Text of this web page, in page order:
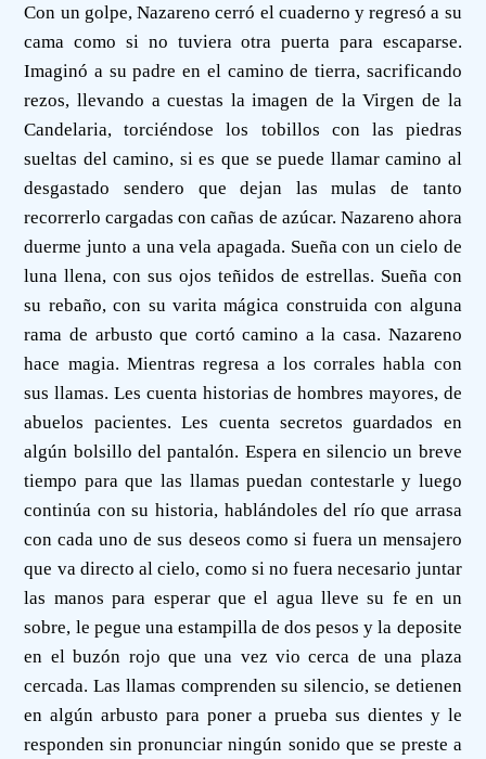
Con un golpe, Nazareno cerró el cuaderno y regresó a su
cama como si no tuviera otra puerta para escaparse.
Imaginó a su padre en el camino de tierra, sacrificando
rezos, llevando a cuestas la imagen de la Virgen de la
Candelaria, torciéndose los tobillos con las piedras
sueltas del camino, si es que se puede llamar camino al
desgastado sendero que dejan las mulas de tanto
recorrerlo cargadas con cañas de azúcar. Nazareno ahora
duerme junto a una vela apagada. Sueña con un cielo de
luna llena, con sus ojos teñidos de estrellas. Sueña con
su rebaño, con su varita mágica construida con alguna
rama de arbusto que cortó camino a la casa. Nazareno
hace magia. Mientras regresa a los corrales habla con
sus llamas. Les cuenta historias de hombres mayores, de
abuelos pacientes. Les cuenta secretos guardados en
algún bolsillo del pantalón. Espera en silencio un breve
tiempo para que las llamas puedan contestarle y luego
continúa con su historia, hablándoles del río que arrasa
con cada uno de sus deseos como si fuera un mensajero
que va directo al cielo, como si no fuera necesario juntar
las manos para esperar que el agua lleve su fe en un
sobre, le pegue una estampilla de dos pesos y la deposite
en el buzón rojo que una vez vio cerca de una plaza
cercada. Las llamas comprenden su silencio, se detienen
en algún arbusto para poner a prueba sus dientes y le
responden sin pronunciar ningún sonido que se preste a